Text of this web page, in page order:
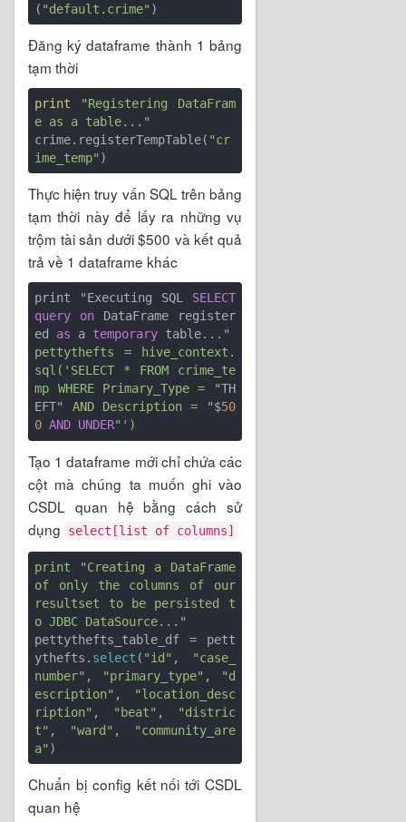
( "default.crime"
Đăng ký dataframe thành 1 bảng
tạm thời
print
"Registering DataFram
e as a table..."
crime.registerTempTable( "cr
ime_temp"
Thực hiện truy vấn SQL trên bảng
tạm thời này để lấy ra những vụ
trộm tài sản dưới $500 và kết quả
trả về 1 dataframe khác
print "Executing SQL SELECT
query
on DataFrame register
ed as a temporary table... "
pettythefts = hive_context.
sql('SELECT * FROM crime_te
mp WHERE Primary_Type = "TH
EFT" AND Description = "$50
0 AND UNDER
Tạo 1 dataframe mới chỉ chứa các
cột mà chúng ta muốn ghi vào
CSDL quan hệ bằng cách sử
dụng
select[list of columns]
print
"Creating a DataFrame
of only the columns of our
resultset to be persisted t
o JDBC DataSource..."
pettythefts_table_df = pett
ythefts. select ( "id" ,
"case_
number" , "primary_type" ,
"d
escription" ,
"location_desc
ription" , "beat" ,
"distric
t" , "ward" ,
"community_are
a"
Chuẩn bị config kết nối tới CSDL
quan hệ